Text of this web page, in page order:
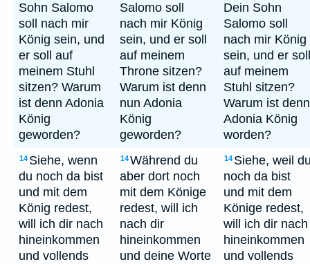
Sohn Salomo
soll nach mir
König sein, und
er soll auf
meinem Stuhl
sitzen? Warum
ist denn Adonia
König
geworden?
Salomo soll
nach mir König
sein, und er soll
auf meinem
Throne sitzen?
Warum ist denn
nun Adonia
König
geworden?
Dein Sohn
Salomo soll
nach mir König
sein, und er soll
auf meinem
Stuhl sitzen?
Warum ist denn
Adonia König
worden?
14 Siehe, wenn
du noch da bist
und mit dem
König redest,
will ich dir nach
hineinkommen
und vollends
14Während du
aber dort noch
mit dem Könige
redest, will ich
nach dir
hineinkommen
und deine Worte
14 Siehe, weil
noch da bist
und mit dem
Könige redest,
will ich dir nach
hineinkommen
und vollends